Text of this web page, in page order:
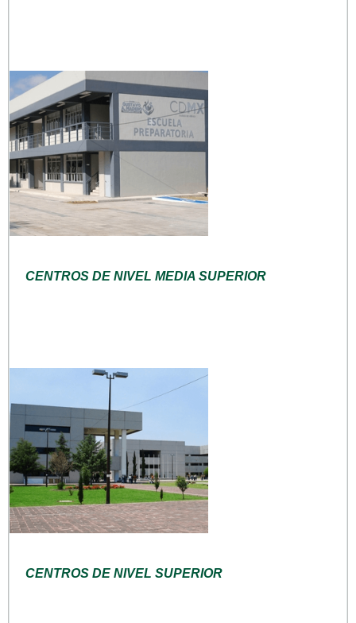
CENTROS DE NIVEL MEDIA SUPERIOR
CENTROS DE NIVEL SUPERIOR